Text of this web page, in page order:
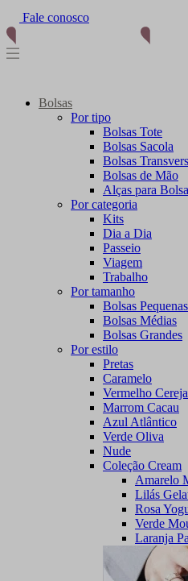
Fale conosco
Bolsas
Por tipo
Bolsas Tote
Bolsas Sacola
Bolsas
Bolsas de Mão
Alças para
Por categoria
Kits
Dia a Dia
Passeio
Viagem
Trabalho
Por tamanho
Bolsas Pequenas
Bolsas Médias
Bolsas Grandes
Por estilo
Pretas
Caramelo
Vermelho Cereja
Marrom Cacau
Azul Atlântico
Verde Oliva
Nude
Coleção Cream
Amarelo
Lilás
Rosa
Verde
Laranja